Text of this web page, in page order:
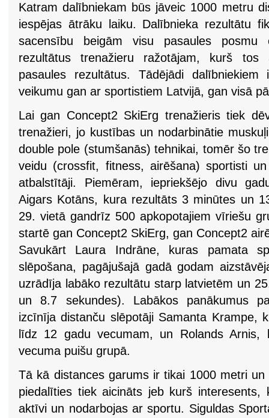
Katram dalībniekam būs jāveic 1000 metru
iespējas ātrāku laiku. Dalībnieka rezultātu
sacensību beigām visu pasaules posmu
rezultātus trenažieru ražotājam, kurš tos
pasaules rezultātus. Tādējādi
veikumu gan ar sportistiem Latvijā, gan visā
Lai gan Concept2 SkiErg trenažieris tiek
trenažieri, jo kustības un nodarbinātie
double pole (stumšanās) tehnikai, tomēr šo
veidu (crossfit, fitness, airēšana) sportisti
atbalstītāji. Piemēram, iepriekšējo divu
Aigars Kotāns, kura rezultāts 3 minūtes un
29. vietā gandrīz 500 apkopotajiem vīriešu
startē gan Concept2 SkiErg, gan Concept2
Savukārt Laura Indrāne, kuras pamata
slēpošana, pagājušajā gadā godam
uzrādīja labāko rezultātu starp latvietēm un
un 8.7 sekundes). Labākos panākumus
izcīnīja distanču slēpotāji Samanta Krampe,
līdz 12 gadu vecumam, un Rolands Arnis,
vecuma puišu grupā.
Tā kā distances garums ir tikai 1000 metri
piedalīties tiek aicināts jeb kurš
aktīvi un nodarbojas ar sportu. Siguldas